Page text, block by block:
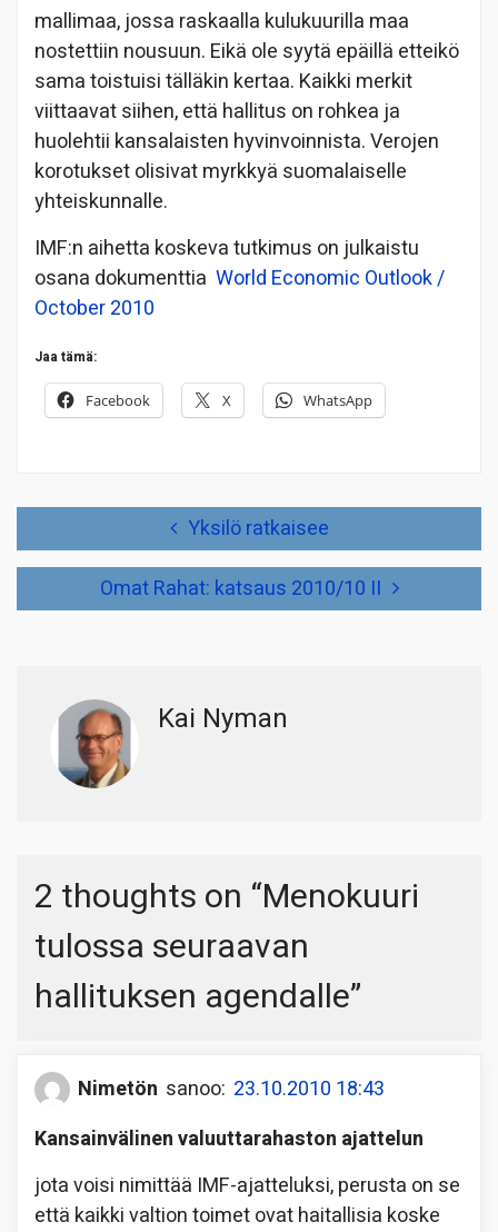
mallimaa, jossa raskaalla kulukuurilla maa
nostettiin nousuun. Eikä ole syytä epäillä etteikö
sama toistuisi tälläkin kertaa. Kaikki merkit
viittaavat siihen, että hallitus on rohkea ja
huolehtii kansalaisten hyvinvoinnista. Verojen
korotukset olisivat myrkkyä suomalaiselle
yhteiskunnalle.
IMF:n aihetta koskeva tutkimus on julkaistu
osana dokumenttia World Economic Outlook /
October 2010
Jaa tämä:
Facebook X WhatsApp
Yksilö ratkaisee
Omat Rahat: katsaus 2010/10 II
Kai Nyman
2 thoughts on “Menokuuri
tulossa seuraavan
hallituksen agendalle”
Nimetön sanoo: 23.10.2010 18:43
Kansainvälinen valuuttarahaston ajattelun
jota voisi nimittää IMF-ajatteluksi, perusta on se
että kaikki valtion toimet ovat haitallisia koske